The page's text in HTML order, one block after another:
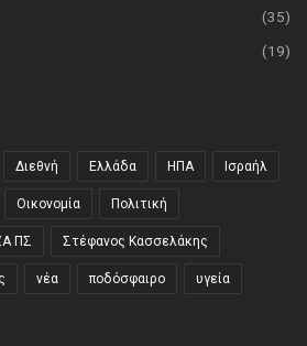
(35)
(19)
Διεθνή Ελλάδα ΗΠΑ Ισραήλ
Οικονομία Πολιτική
ΠΣ Στέφανος Κασσελάκης
νέα ποδόσφαιρο υγεία